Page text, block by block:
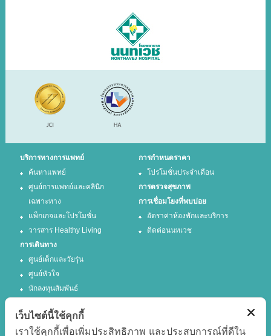
บริการทางการแพทย์
ค้นหาแพทย์
ศูนย์การแพทย์และคลินิก
เฉพาะทาง
แพ็กเกจและโปรโมชั่น
วารสาร Healthy Living
การกำหนดราคา
โปรโมชั่นประจำเดือน
การตรวจสุขภาพ
การเชื่อมโยงที่พบบ่อย
อัตราค่าห้องพักและบริการ
ติดต่อนนทเวช
การเดินทาง
ศูนย์เด็กและวัยรุ่น
ศูนย์หัวใจ
นักลงทุนสัมพันธ์
เว็บไซต์นี้ใช้คุกกี้
เราใช้คุกกี้เพื่อเพิ่มประสิทธิภาพ และประสบการณ์ที่ดีใน